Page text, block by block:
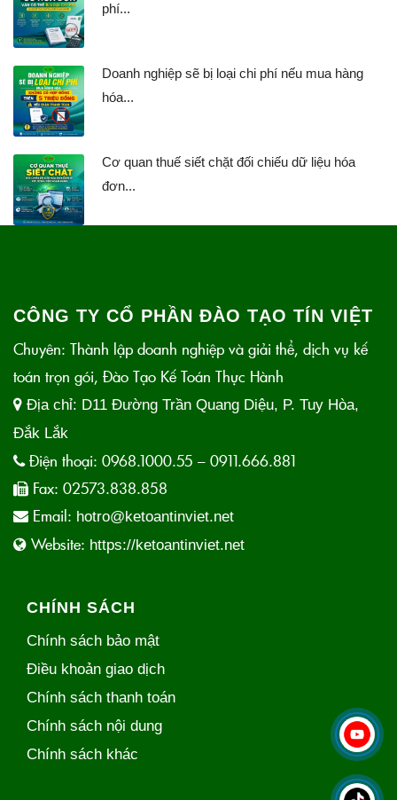
phí...
Doanh nghiệp sẽ bị loại chi phí nếu mua hàng
hóa...
Cơ quan thuế siết chặt đối chiếu dữ liệu hóa
đơn...
CÔNG TY CỔ PHẦN ĐÀO TẠO TÍN VIỆT
Chuyên: Thành lập doanh nghiệp và giải thể, dịch vụ kế
toán trọn gói, Đào Tạo Kế Toán Thực Hành
Địa chỉ: D11 Đường Trần Quang Diệu, P. Tuy Hòa,
Đắk Lắk
Điện thoại: 0968.1000.55 – 0911.666.881
Fax: 02573.838.858
Email: hotro@ketoantinviet.net
Website: https://ketoantinviet.net
CHÍNH SÁCH
Chính sách bảo mật
Điều khoản giao dịch
Chính sách thanh toán
Chính sách nội dung
Chính sách khác